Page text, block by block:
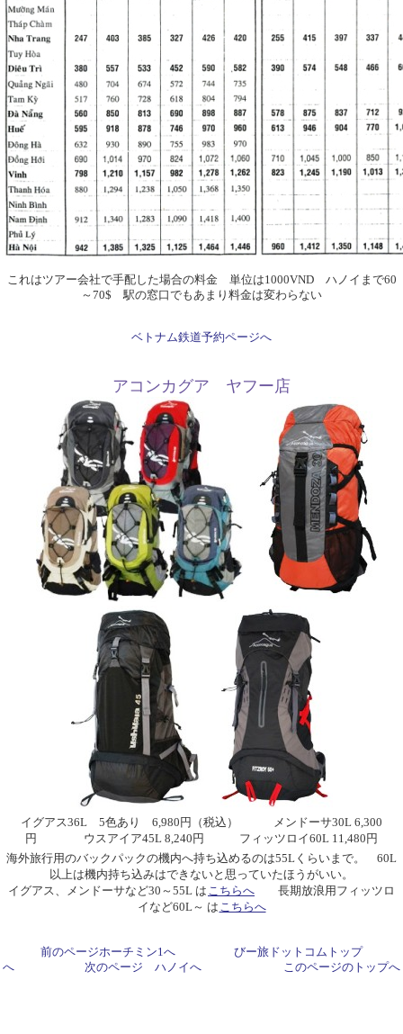
これはツアー会社で手配した場合の料金 単位は1000VND ハノイまで60
～70$ 駅の窓口でもあまり料金は変わらない
ベトナム鉄道予約ページへ
アコンカグア ヤフー店
イグアス36L 5色あり 6,980円（税込） メンドーサ30L 6,300
円 ウスアイア45L 8,240円 フィッツロイ60L 11,480円
海外旅行用のバックパックの機内へ持ち込めるのは55Lくらいまで。 60L
以上は機内持ち込みはできないと思っていたほうがいい。
イグアス、メンドーサなど30～55L は こちらへ 長期放浪用フィッツロ
イなど60L～ は こちらへ
前のページホーチミン1へ
びー旅ドットコムトップ
へ
次のページ ハノイへ このページのトップへ